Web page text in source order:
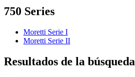
750 Series
Moretti Serie I
Moretti Serie II
Resultados de la búsqueda